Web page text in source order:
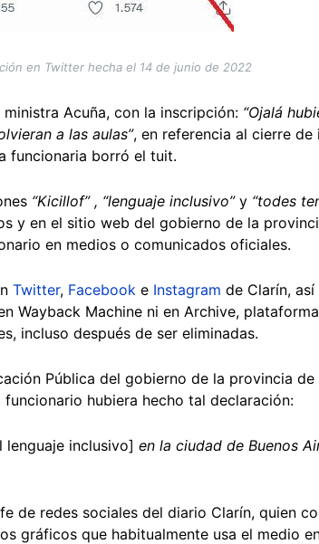
en Twitter hecha el 14 de junio de 2022
Acuña, con la inscripción: “Ojalá
a las aulas”, en referencia al cierre de
funcionaria borró el tuit.
“Kicillof” , “lenguaje inclusivo” y “todes
y en el sitio web del gobierno de la
en medios o comunicados oficiales.
Twitter, Facebook e Instagram de Clarín,
Wayback Machine ni en Archive,
incluso después de ser eliminadas.
Pública del gobierno de la provincia de
hubiera hecho tal declaración:
lenguaje inclusivo] en la ciudad de Buenos
de redes sociales del diario Clarín, quien
gráficos que habitualmente usa el medio